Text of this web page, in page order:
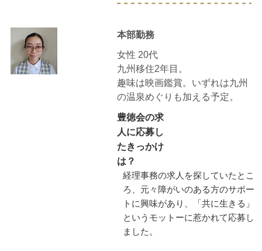
本部勤務
女性 20代
九州移住2年目。
趣味は映画鑑賞。いずれは九州
の温泉めぐりも加える予定。
豊徳会の求
人に応募し
たきっかけ
は？
経理事務の求人を探していたとこ
ろ、元々障がいのある方のサポー
トに興味があり、「共に生きる」
というモットーに惹かれて応募し
ました。